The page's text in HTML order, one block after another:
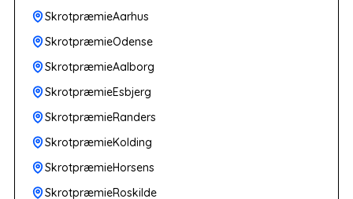
SkrotpræmieAarhus
SkrotpræmieOdense
SkrotpræmieAalborg
SkrotpræmieEsbjerg
SkrotpræmieRanders
SkrotpræmieKolding
SkrotpræmieHorsens
SkrotpræmieRoskilde